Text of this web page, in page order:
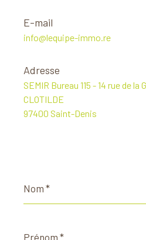
E-mail
info@lequipe-immo.re
Adresse
SEMIR Bureau 115 - 14 rue de
CLOTILDE
97400 Saint-Denis
*
*